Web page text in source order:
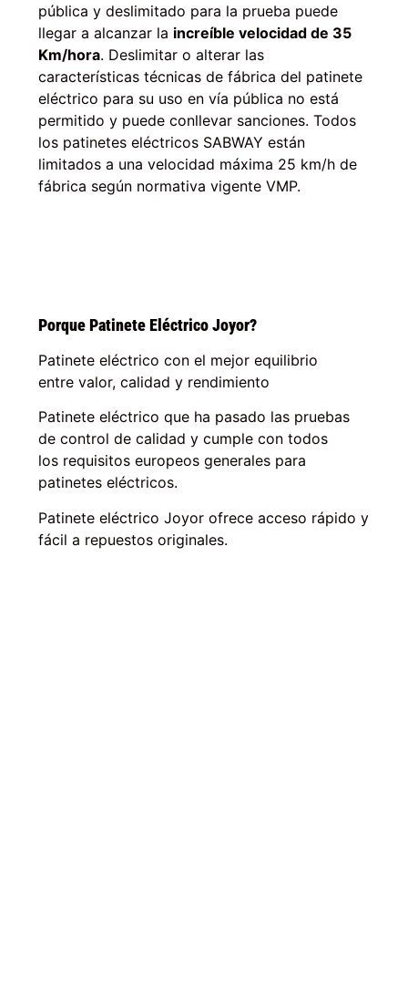
pública y deslimitado para la prueba puede
llegar a alcanzar la increíble velocidad de 35
Km/hora. Deslimitar o alterar las
características técnicas de fábrica del patinete
eléctrico para su uso en vía pública no está
permitido y puede conllevar sanciones. Todos
los patinetes eléctricos SABWAY están
limitados a una velocidad máxima 25 km/h de
fábrica según normativa vigente VMP.
Porque Patinete Eléctrico Joyor?
Patinete eléctrico con el mejor equilibrio
entrevalor, calidad y rendimiento
Patinete eléctrico que ha pasado las pruebas
decontrol de calidad y cumple con todos
los requisitos europeos generales para
patinetes eléctricos.
Patinete eléctrico Joyor ofreceacceso rápido y
fácil a repuestos originales.